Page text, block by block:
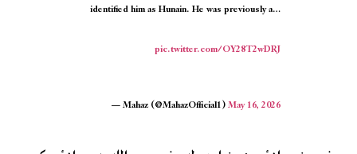
identified him as Hunain. He was previously a…
pic.twitter.com/OY28T2wDRJ
— Mahaz (@MahazOfficial1)May 16, 2026